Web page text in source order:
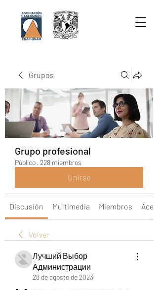
Grupos
Grupo profesional
Público · 228 miembros
Unirse
Discusión Multimedia Miembros
Volver
Лучший Выбор
Администрации
28 de agosto de 2023